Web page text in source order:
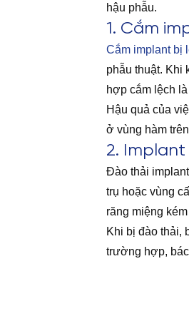
hậu phẫu.
1. Cắm
Cắm implant bị
phẫu thuật. Khi
hợp cắm lệch
Hậu quả của
ở vùng hàm
2.
Đào thải
trụ hoặc vùng
răng miệng
Khi bị đào thải,
trường hợp,